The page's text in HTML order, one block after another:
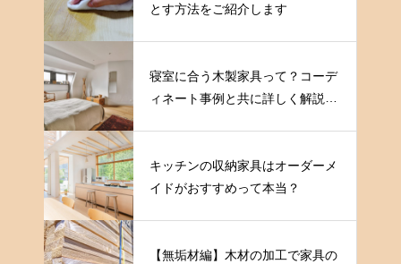
とす方法をご紹介します
寝室に合う木製家具って？コーデ
ィネート事例と共に詳しく解説し
キッチンの収納家具はオーダーメ
イドがおすすめって本当？
【無垢材編】木材の加工で家具の